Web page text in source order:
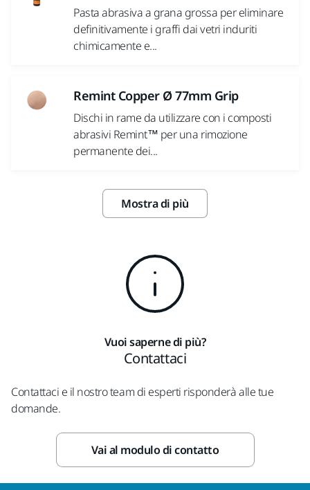
Pasta abrasiva a grana grossa per eliminare
definitivamente i graffi dai vetri induriti
chimicamente e...
Remint Copper Ø 77mm Grip
Dischi in rame da utilizzare con i composti
abrasivi Remint™ per una rimozione
permanente dei...
Mostra di più
Vuoi saperne di più?
Contattaci
Contattaci e il nostro team di esperti risponderà alle tue
domande.
Vai al modulo di contatto